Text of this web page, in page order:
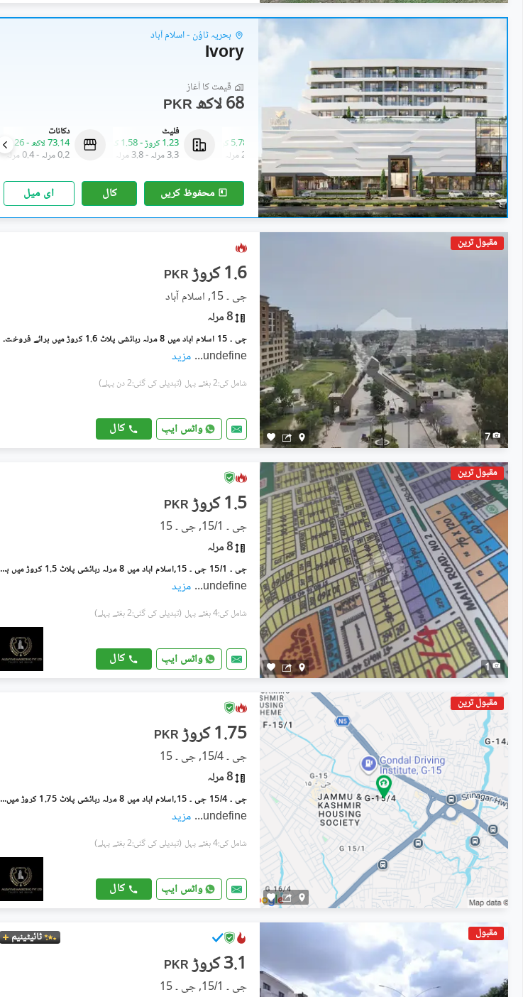
بحریہ ٹاؤن - اسلام آباد
Ivory
قیمت کا آغاز
PKR 68 لاکھ
دکانات
73.14 لاکھ
-1.26 کروڑ
0.2 مرلہ
-0.4 مرلہ
فلیٹ
1.23 کروڑ
-1.58 کروڑ
3.3 مرلہ
-3.8 مرلہ
دکانات
1.42 کروڑ
5.78 کروڑ
0.5 مرلہ
- 2.1 مرلہ
محفوظ کریں کال ای میل
مقبول ترین
7
PKR 1.6 کروڑ
جی ۔ 15, اسلام آباد
8 مرلہ
جی ۔ 15 اسلام آباد میں 8 مرلہ رہائشی پلاٹ 1.6 کروڑ میں برائے فروخت۔
undefine
... مزید
شامل کی:2 ہفتے پہل (تبدیلی کی گئی:2 دن پہلے)
واٹس ایپ کال
مقبول ترین
1
PKR 1.5 کروڑ
جی ۔ 15/1, جی ۔ 15
8 مرلہ
جی ۔ 15/1 جی ۔ 15,اسلام آباد میں 8 مرلہ رہائشی پلاٹ 1.5 کروڑ میں برائے فروخت۔
undefine
... مزید
شامل کی:4 ہفتے پہل (تبدیلی کی گئی:2 ہفتے پہلے)
واٹس ایپ کال
مقبول ترین
PKR 1.75 کروڑ
جی ۔ 15/4, جی ۔ 15
8 مرلہ
جی ۔ 15/4 جی ۔ 15,اسلام آباد میں 8 مرلہ رہائشی پلاٹ 1.75 کروڑ میں برائے فروخت۔
undefine
... مزید
شامل کی:4 ہفتے پہل (تبدیلی کی گئی:2 ہفتے پہلے)
واٹس ایپ کال
مقبول ٹائیٹینیم
PKR 3.1 کروڑ
جی ۔ 15/1, جی ۔ 15